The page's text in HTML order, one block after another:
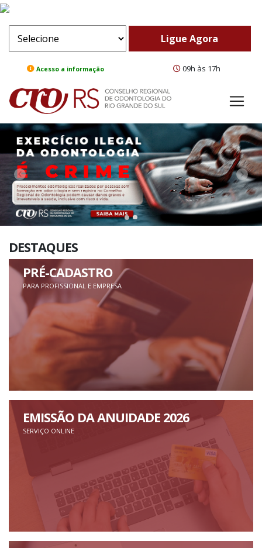
Acesso a informação 09h às 17h
ComeBack
DESTAQUES
PRÉ-CADASTRO
PARA PROFISSIONAL E EMPRESA
EMISSÃO DA ANUIDADE 2026
SERVIÇO ONLINE